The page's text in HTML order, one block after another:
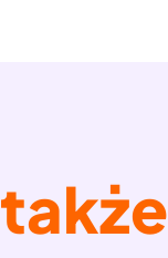
także